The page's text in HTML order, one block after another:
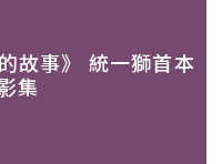
故事》 統一獅首本
集